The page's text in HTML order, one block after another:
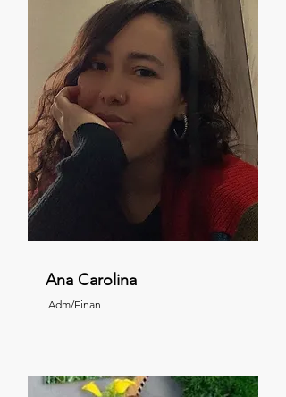
Ana Carolina
Adm/Finan